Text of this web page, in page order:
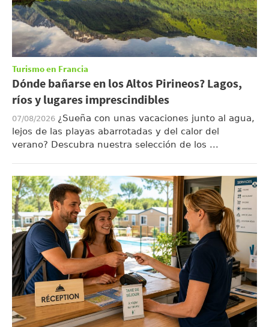
Turismo en Francia
Dónde bañarse en los Altos Pirineos? Lagos,
ríos y lugares imprescindibles
07/08/2026 ¿Sueña con unas vacaciones junto al agua,
lejos de las playas abarrotadas y del calor del
verano? Descubra nuestra selección de los ...